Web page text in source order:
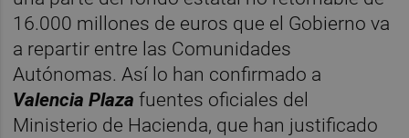
16.000 millones de euros que el Gobierno va
a repartir entre las Comunidades
Autónomas. Así lo han confirmado a
Valencia Plaza fuentes oficiales del
Ministerio de Hacienda, que han justificado